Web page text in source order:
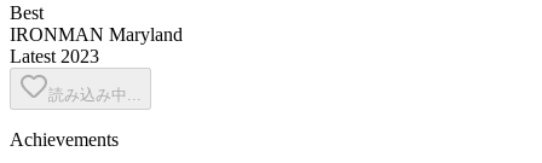
Best
IRONMAN Maryland
Latest 2023
読み込み中...
Achievements